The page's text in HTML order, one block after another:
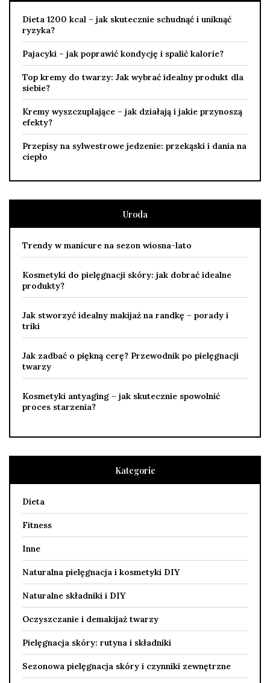
Dieta 1200 kcal – jak skutecznie schudnąć i uniknąć
ryzyka?
Pajacyki – jak poprawić kondycję i spalić kalorie?
Top kremy do twarzy: Jak wybrać idealny produkt dla
siebie?
Kremy wyszczuplające – jak działają i jakie przynoszą
efekty?
Przepisy na sylwestrowe jedzenie: przekąski i dania na
ciepło
Uroda
Trendy w manicure na sezon wiosna-lato
Kosmetyki do pielęgnacji skóry: jak dobrać idealne
produkty?
Jak stworzyć idealny makijaż na randkę – porady i
triki
Jak zadbać o piękną cerę? Przewodnik po pielęgnacji
twarzy
Kosmetyki antyaging – jak skutecznie spowolnić
proces starzenia?
Kategorie
Dieta
Fitness
Inne
Naturalna pielęgnacja i kosmetyki DIY
Naturalne składniki i DIY
Oczyszczanie i demakijaż twarzy
Pielęgnacja skóry: rutyna i składniki
Sezonowa pielęgnacja skóry i czynniki zewnętrzne